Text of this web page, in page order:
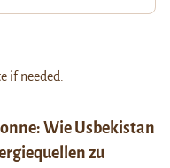
Wie Usbekistan
zu
if needed.